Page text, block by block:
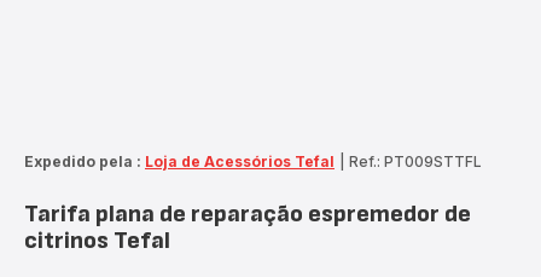
Expedido pela : Loja de Acessórios Tefal Ref.: PT009STTFL
Tarifa plana de reparação espremedor de
citrinos Tefal